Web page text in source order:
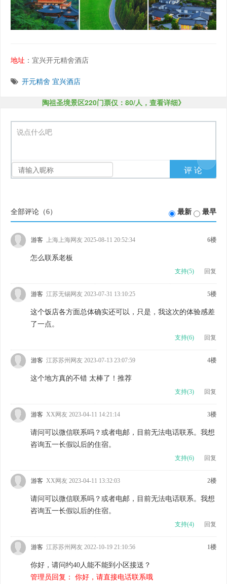
地址 ：宜兴开元精舍酒店
开元精舍 宜兴酒店
陶祖圣境景区220门票仅：80/人，查看详细》
说点什么吧
全部评论（6） 最新 最早
6楼
游客 上海上海网友 2025-08-11 20:52:34
怎么联系老板
支持(5) 回复
5楼
游客 江苏无锡网友 2023-07-31 13:10:25
这个饭店各方面总体确实还可以，只是，我这次的体验感差
了一点。
支持(6) 回复
4楼
游客 江苏苏州网友 2023-07-13 23:07:59
这个地方真的不错 太棒了！推荐
支持(3) 回复
3楼
游客 XX网友 2023-04-11 14:21:14
请问可以微信联系吗？或者电邮，目前无法电话联系。我想
咨询五一长假以后的住宿。
支持(6) 回复
2楼
游客 XX网友 2023-04-11 13:32:03
请问可以微信联系吗？或者电邮，目前无法电话联系。我想
咨询五一长假以后的住宿。
支持(4) 回复
1楼
游客 江苏苏州网友 2022-10-19 21:10:56
你好，请问约40人能不能到小区接送？
管理员回复： 你好，请直接电话联系哦